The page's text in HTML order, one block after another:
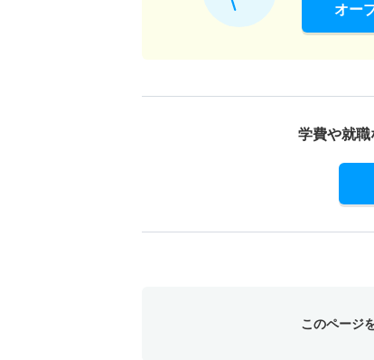
オー
学費や就職
このページ